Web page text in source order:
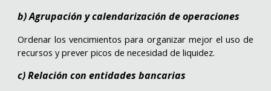
b) Agrupación y calendarización de operaciones
Ordenar los vencimientos para organizar mejor el uso de
recursos y prever picos de necesidad de liquidez.
c) Relación con entidades bancarias